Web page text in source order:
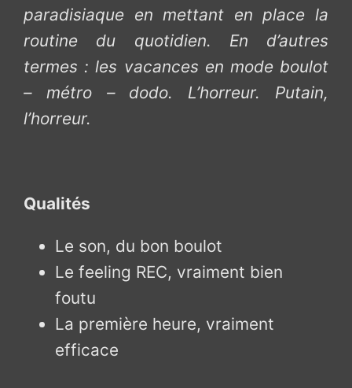
paradisiaque en mettant en place la
routine du quotidien. En d’autres
termes : les vacances en mode boulot
– métro – dodo. L’horreur. Putain,
l’horreur.
Qualités
Le son, du bon boulot
Le feeling REC, vraiment bien
foutu
La première heure, vraiment
efficace